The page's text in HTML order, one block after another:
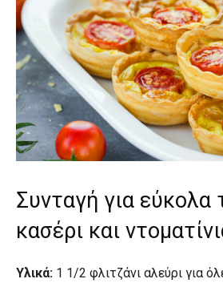
Συνταγή για εύκολα
κασέρι και
Υλικά: 1 1/2 φλιτζάνι αλεύρι για